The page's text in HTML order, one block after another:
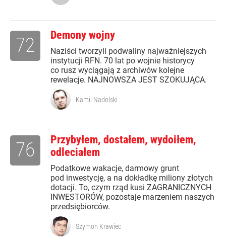
Demony wojny
Naziści tworzyli podwaliny najważniejszych
instytucji RFN. 70 lat po wojnie historycy
co rusz wyciągają z archiwów kolejne
rewelacje. NAJNOWSZA JEST SZOKUJĄCA.
72
Kamil Nadolski
Przybyłem, dostałem, wydoiłem,
odleciałem
Podatkowe wakacje, darmowy grunt
pod inwestycję, a na dokładkę miliony złotych
dotacji. To, czym rząd kusi ZAGRANICZNYCH
INWESTORÓW, pozostaje marzeniem naszych
przedsiębiorców.
76
Szymon Krawiec